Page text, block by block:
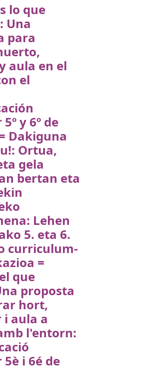
lo que
Una
para
aula en el
el
y 6º de
Dakiguna
Ortua,
gela
bertan eta
Lehen
5. eta 6.
curriculum-
=
que
proposta
hort,
aula a
l'entorn:
i 6é de